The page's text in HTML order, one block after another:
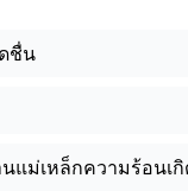
ชื่น
แม่เหล็กความร้อนเ